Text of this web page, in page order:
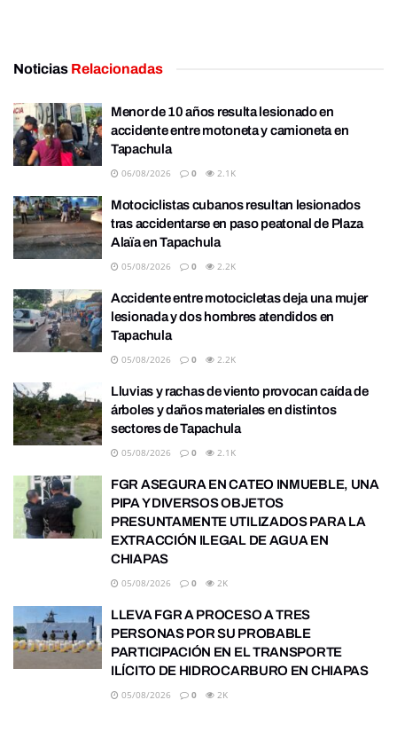
Noticias Relacionadas
Menor de 10 años resulta lesionado en
accidente entre motoneta y camioneta en
Tapachula
06/08/2026 0 2.1K
Motociclistas cubanos resultan lesionados
tras accidentarse en paso peatonal de Plaza
Alaïa en Tapachula
05/08/2026 0 2.2K
Accidente entre motocicletas deja una mujer
lesionada y dos hombres atendidos en
Tapachula
05/08/2026 0 2.2K
Lluvias y rachas de viento provocan caída de
árboles y daños materiales en distintos
sectores de Tapachula
05/08/2026 0 2.1K
FGR ASEGURA EN CATEO INMUEBLE, UNA
PIPA Y DIVERSOS OBJETOS
PRESUNTAMENTE UTILIZADOS PARA LA
EXTRACCIÓN ILEGAL DE AGUA EN
CHIAPAS
05/08/2026 0 2K
LLEVA FGR A PROCESO A TRES
PERSONAS POR SU PROBABLE
PARTICIPACIÓN EN EL TRANSPORTE
ILÍCITO DE HIDROCARBURO EN CHIAPAS
05/08/2026 0 2K